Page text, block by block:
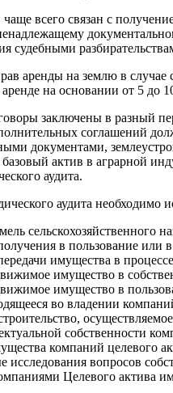
всего связан с
судебными
аренды на землю в случае
на основании от 5 до
заключены в разный
соглашений
документами,
актив в аграрной
аудита.
аудита необходимо
сельскохозяйственного
получения в пользование
имущества в
имущество в
имущество в
во владении
собственности
компаний целевого
исследования вопросов
Целевого актива